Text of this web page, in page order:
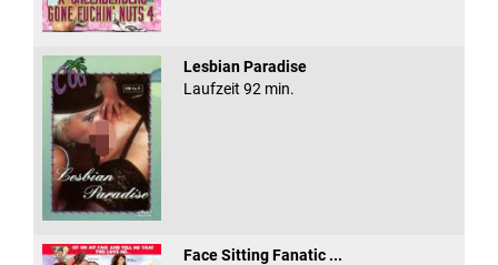
Lesbian Paradise
Laufzeit 92 min.
Face Sitting Fanatic ...